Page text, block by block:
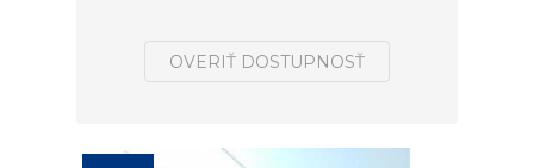
OVERIŤ DOSTUPNOSŤ